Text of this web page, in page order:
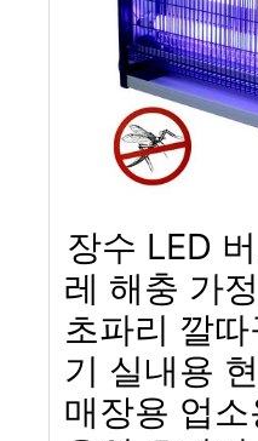
장수 LED
레 해충 가
초파리 깔
기 실내용
매장용 업